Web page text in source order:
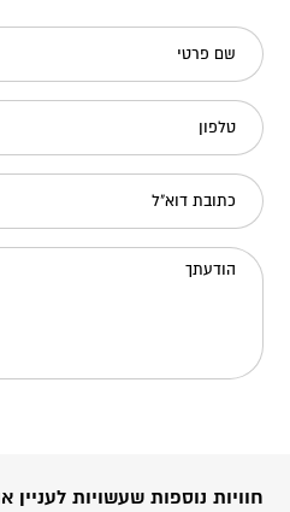
שם פרטי
טלפון
כתובת דוא"ל
הודעתך
חוויות נוספות שעשויות לעניין